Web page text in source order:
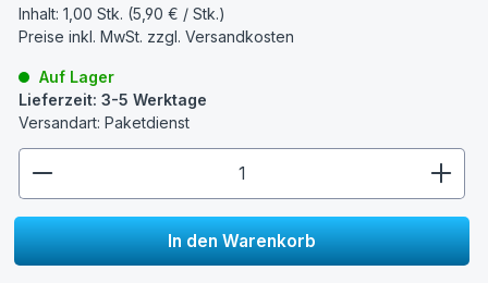
Inhalt: 1,00 Stk. (5,90 € / Stk.)
Preise inkl. MwSt. zzgl. Versandkosten
Auf Lager
Lieferzeit: 3-5 Werktage
Versandart: Paketdienst
In den Warenkorb